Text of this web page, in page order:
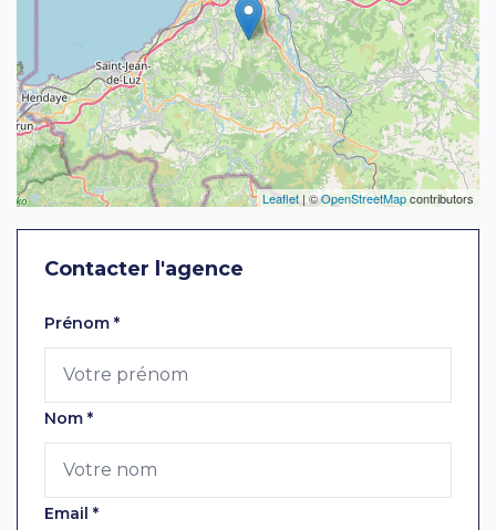
Leaflet | ©OpenStreetMapcontributors
Contacter l'agence
Laissez ce champ vide
Prénom *
Nom *
Email *